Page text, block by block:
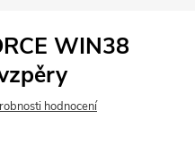
WIN38
hodnocení